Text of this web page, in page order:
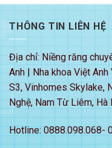
THÔNG TIN LIÊN HỆ
Địa chỉ: Niềng răng
Anh | Nha khoa Việt
S3, Vinhomes Skylake,
Nghệ, Nam Từ Liêm, Hà
Hotline: 0888.098.068-